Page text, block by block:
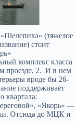
(тяжелое
стоит
—
комплекс класса
проезде, 2. И в нем
вроде бы 26-
поддерживает
квартала:
«Якорь» —
Отсюда до МЦК и